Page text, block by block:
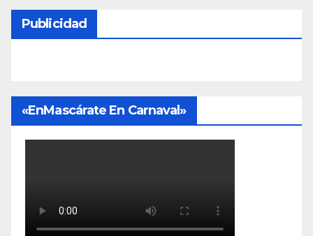
Publicidad
«EnMascárate En Carnaval»